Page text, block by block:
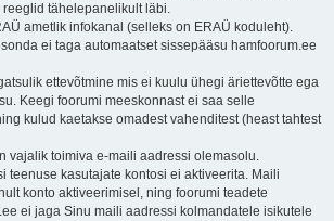
tähelepanelikult läbi.
ametlik infokanal (selleks on ERAÜ koduleht).
ei taga automaatset sissepääsu hamfoorum.ee
ettevõtmine mis ei kuulu ühegi äriettevõtte ega
Keegi foorumi meeskonnast ei saa selle
kulud kaetakse omadest vahenditest (heast tahtest
vajalik toimiva e-maili aadressi olemasolu.
teenuse kasutajate kontosi ei aktiveerita. Maili
konto aktiveerimisel, ning foorumi teadete
ei jaga Sinu maili aadressi kolmandatele isikutele